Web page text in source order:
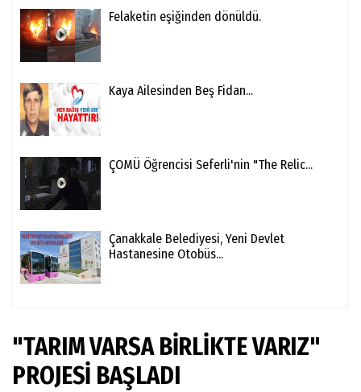
Felaketin eşiğinden dönüldü.
Kaya Ailesinden Beş Fidan...
ÇOMÜ Öğrencisi Seferli'nin "The Relic...
Çanakkale Belediyesi, Yeni Devlet
Hastanesine Otobüs...
"TARIM VARSA BİRLİKTE VARIZ"
PROJESİ BAŞLADI